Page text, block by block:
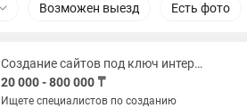
Возможен выезд Есть фото
Создание сайтов под ключ интернет-магазины, лендинги, бизнес-сайты
20 000 - 800 000 ₸
Ищете специалистов по созданию